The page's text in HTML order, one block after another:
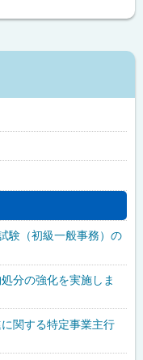
験（初級一般事務）の
分の強化を実施しま
関する特定事業主行